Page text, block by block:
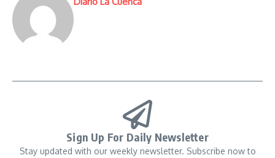
Sign Up For Daily Newsletter
Stay updated with our weekly newsletter. Subscribe now to